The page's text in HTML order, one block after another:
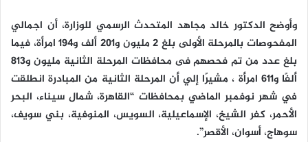
وأوضح الدكتور خالد مجاهد المتحدث الرسمي للوزارة، أن اجمالي
المفحوصات بالمرحلة الأولى بلغ 2 مليون و201 ألف و194 امرأة، فيما
بلغ عدد من تم فحصهم فى محافظات المرحلة الثانية مليون و813
ألفًا و611 امرأة ، مشيرًا إلي أن المرحلة الثانية من المبادرة انطلقت
في شهر نوفمبر الماضي بمحافظات “القاهرة، شمال سيناء، البحر
الأحمر، كفر الشيخ، الإسماعيلية، السويس، المنوفية، بني سويف،
سوهاج، أسوان، الأقصر”.